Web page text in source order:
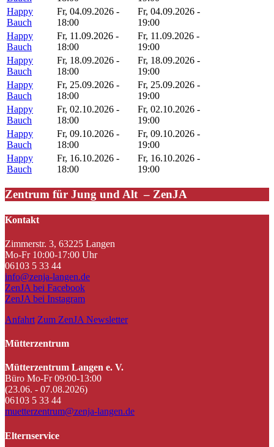
Happy
Bauch
Fr, 04.09.2026 -
18:00
Fr, 04.09.2026 -
19:00
Happy
Bauch
Fr, 11.09.2026 -
18:00
Fr, 11.09.2026 -
19:00
Happy
Bauch
Fr, 18.09.2026 -
18:00
Fr, 18.09.2026 -
19:00
Happy
Bauch
Fr, 25.09.2026 -
18:00
Fr, 25.09.2026 -
19:00
Happy
Bauch
Fr, 02.10.2026 -
18:00
Fr, 02.10.2026 -
19:00
Happy
Bauch
Fr, 09.10.2026 -
18:00
Fr, 09.10.2026 -
19:00
Happy
Bauch
Fr, 16.10.2026 -
18:00
Fr, 16.10.2026 -
19:00
Zentrum für Jung und Alt – ZenJA
Kontakt
Zimmerstr. 3, 63225 Langen
Mo-Fr 10:00-17:00 Uhr
06103 5 33 44
info@zenja-langen.de
ZenJA bei Facebook
ZenJA bei Instagram
Anfahrt Zum ZenJA Newsletter
Mütterzentrum
Mütterzentrum Langen e. V.
Büro Mo-Fr 09:00-13:00
(23.06. - 07.08.2026)
06103 5 33 44
muetterzentrum@zenja-langen.de
Elternservice